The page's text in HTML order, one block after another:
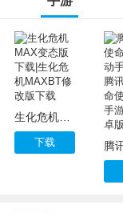
生化危机MAX变态版下载|生化危机MAXBT修改版下载
下载